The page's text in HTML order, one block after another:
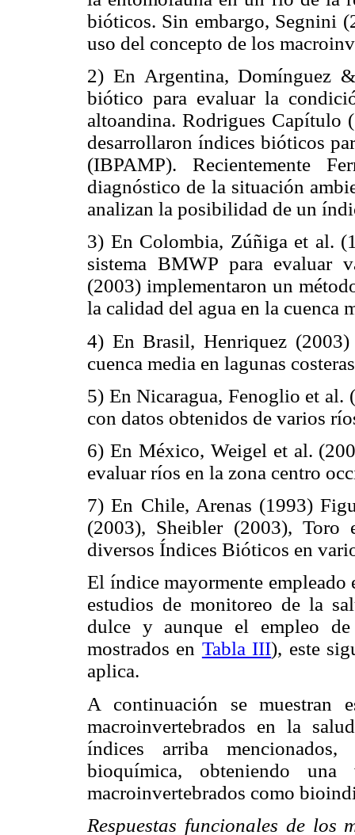
bióticos. Sin embargo, Segnini
uso del concepto de los
2) En Argentina, Domínguez
biótico para evaluar la
altoandina. Rodrigues Capítulo
desarrollaron índices bióticos
(IBPAMP). Recientemente
diagnóstico de la situación
analizan la posibilidad de un
3) En Colombia, Zúñiga et al.
sistema BMWP para evaluar
(2003) implementaron un
la calidad del agua en la cuenca
4) En Brasil, Henriquez
cuenca media en lagunas
5) En Nicaragua, Fenoglio et
con datos obtenidos de varios
6) En México, Weigel et al.
evaluar ríos en la zona centro
7) En Chile, Arenas (1993)
(2003), Sheibler (2003),
diversos Índices Bióticos en
El índice mayormente
estudios de monitoreo de la
dulce y aunque el empleo
mostrados en Tabla III), este
aplica.
A continuación se muestran
macroinvertebrados en la
índices arriba
bioquímica, obteniendo
macroinvertebrados como
Respuestas funcionales de los